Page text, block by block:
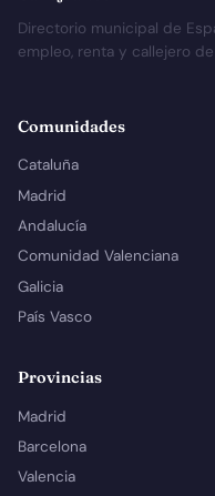
Directorio municipal de
empleo, renta y callejero
Comunidades
Cataluña
Madrid
Andalucía
Comunidad Valenciana
Galicia
País Vasco
Provincias
Madrid
Barcelona
Valencia